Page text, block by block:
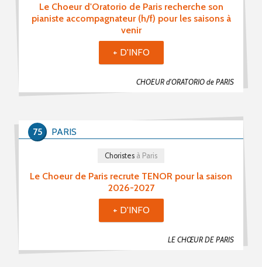
Le Choeur d'Oratorio de Paris recherche son
pianiste accompagnateur (h/f) pour les saisons à
venir
CHOEUR d'ORATORIO de PARIS
+ D'INFO
Le Choeur de Paris recrute TENOR pour la saison
2026-2027
LE CHŒUR DE PARIS
Choristes à Paris
PARIS
75
+ D'INFO